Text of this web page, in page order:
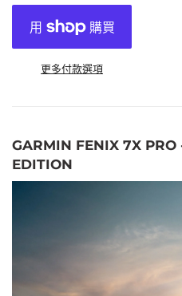
更多付款選項
GARMIN FENIX 7X PRO
EDITION